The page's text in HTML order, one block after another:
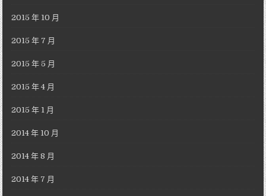
2015 年 10 月
2015 年 7 月
2015 年 5 月
2015 年 4 月
2015 年 1 月
2014 年 10 月
2014 年 8 月
2014 年 7 月